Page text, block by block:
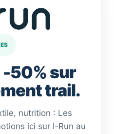
50% sur
trail.
nutrition : Les
ici sur I-Run au